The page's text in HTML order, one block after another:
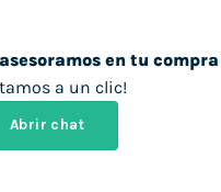
en tu compra
a un clic!
Abrir chat